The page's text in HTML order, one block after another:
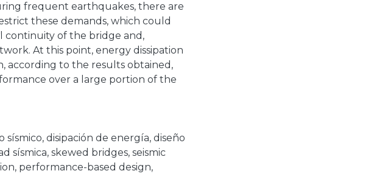
frequent earthquakes, there are
these demands, which could
continuity of the bridge and,
At this point, energy dissipation
according to the results obtained,
over a large portion of the
sísmico, disipación de energía, diseño
sísmica, skewed bridges, seismic
, performance-based design,